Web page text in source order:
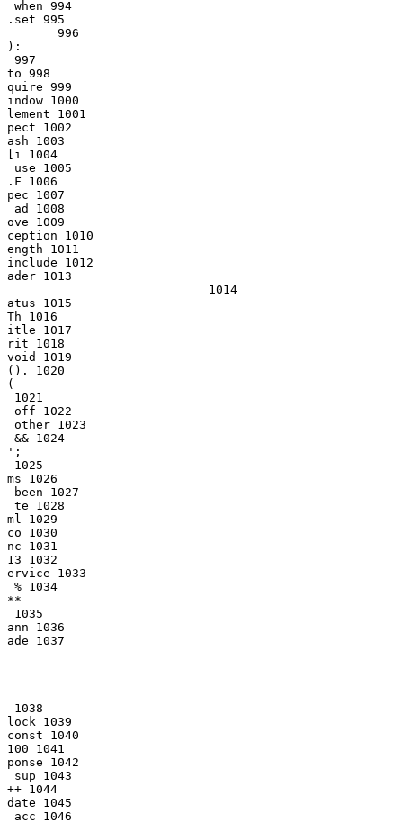
when 994
.set 995
       996
):
997
to 998
quire 999
indow 1000
lement 1001
pect 1002
ash 1003
[i 1004
use 1005
.F 1006
pec 1007
ad 1008
ove 1009
ception 1010
ength 1011
include 1012
ader 1013
                            1014
atus 1015
Th 1016
itle 1017
rit 1018
void 1019
(). 1020
(
1021
off 1022
other 1023
&& 1024
';
1025
ms 1026
been 1027
te 1028
ml 1029
co 1030
nc 1031
13 1032
ervice 1033
% 1034
**
1035
ann 1036
ade 1037
1038
lock 1039
const 1040
100 1041
ponse 1042
sup 1043
++ 1044
date 1045
acc 1046